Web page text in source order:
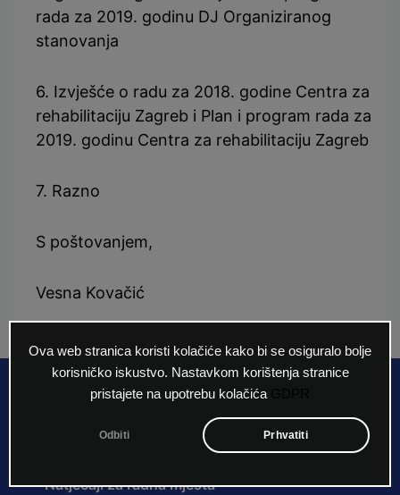
Ova web stranica koristi kolačiće kako bi se osiguralo bolje
korisničko iskustvo. Nastavkom korištenja stranice
pristajete na upotrebu kolačića
Odbiti Prhvatiti
rada za 2019. godinu DJ Organiziranog
stanovanja
6. Izvješće o radu za 2018. godine Centra za
rehabilitaciju Zagreb i Plan i program rada za
2019. godinu Centra za rehabilitaciju Zagreb
7. Razno
S poštovanjem,
Vesna Kovačić
Natječaji za radna mjesta